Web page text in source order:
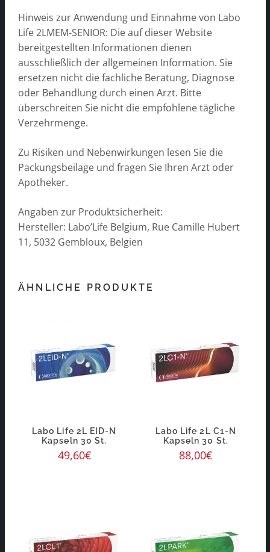
Hinweis zur Anwendung und Einnahme von Labo
Life 2LMEM-SENIOR: Die auf dieser Website
bereitgestellten Informationen dienen
ausschließlich der allgemeinen Information. Sie
ersetzen nicht die fachliche Beratung, Diagnose
oder Behandlung durch einen Arzt. Bitte
überschreiten Sie nicht die empfohlene tägliche
Verzehrmenge.
Zu Risiken und Nebenwirkungen lesen Sie die
Packungsbeilage und fragen Sie Ihren Arzt oder
Apotheker.
Angaben zur Produktsicherheit:
Hersteller: Labo’Life Belgium, Rue Camille Hubert
11, 5032 Gembloux, Belgien
ÄHNLICHE PRODUKTE
Labo Life 2L EID-N
Kapseln 30 St.
49,60€
Labo Life 2L C1-N
Kapseln 30 St.
88,00€